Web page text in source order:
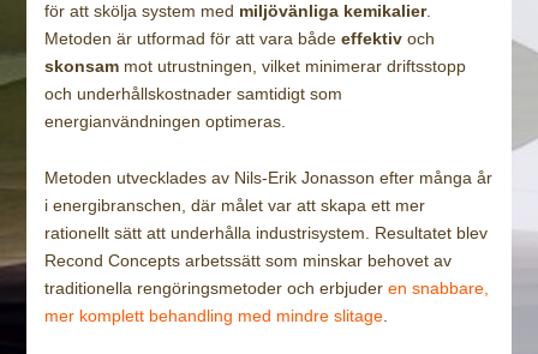
för att skölja system med miljövänliga kemikalier.
Metoden är utformad för att vara bådeeffektiv och
skonsam mot utrustningen, vilket minimerar driftsstopp
och underhållskostnader samtidigt som
energianvändningen optimeras.
Metoden utvecklades av Nils-Erik Jonasson efter många år
i energibranschen, där målet var att skapa ett mer
rationellt sätt att underhålla industrisystem. Resultatet blev
Recond Concepts arbetssätt som minskar behovet av
traditionella rengöringsmetoder och erbjuderen snabbare,
mer komplett behandling med mindre slitage